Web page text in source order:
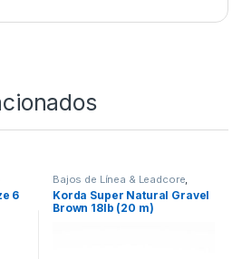
6
Bajos de Línea & Leadcore
Material Montajes
Korda Super Natural Gravel
Brown 18lb (20 m)